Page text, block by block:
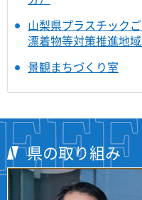
山梨県プラスチック
漂着物等対策推進地域
景観まちづくり室
県の取り組み